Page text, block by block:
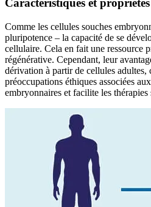
Caractéristiques et
Comme les cellules souches
pluripotence – la capacité de se
cellulaire. Cela en fait une ressource
régénérative. Cependant, leur
dérivation à partir de cellules adultes,
préoccupations éthiques associées
embryonnaires et facilite les